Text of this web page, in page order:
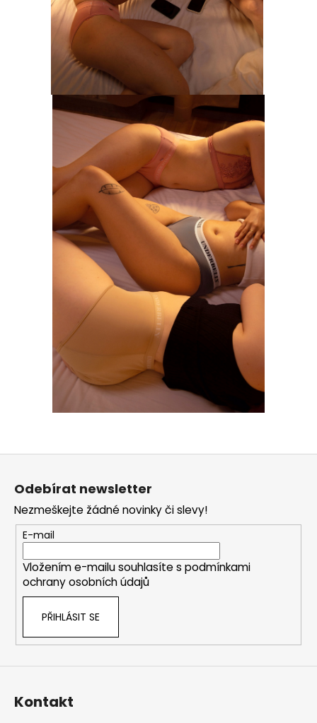
Z
Odebírat newsletter
Nezmeškejte žádné novinky či slevy!
E-mail
Vložením e-mailu souhlasíte s podmínkami
ochrany osobních údajů
PŘIHLÁSIT SE
Kontakt